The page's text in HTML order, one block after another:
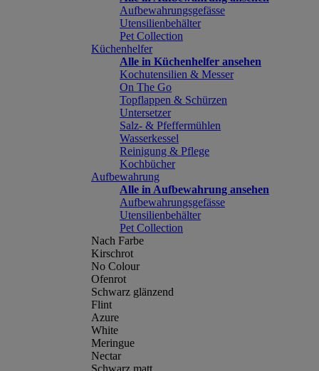
Aufbewahrungsgefässe
Utensilienbehälter
Pet Collection
Küchenhelfer
Alle in Küchenhelfer ansehen
Kochutensilien & Messer
On The Go
Topflappen & Schürzen
Untersetzer
Salz- & Pfeffermühlen
Wasserkessel
Reinigung & Pflege
Kochbücher
Aufbewahrung
Alle in Aufbewahrung ansehen
Aufbewahrungsgefässe
Utensilienbehälter
Pet Collection
Nach Farbe
Kirschrot
No Colour
Ofenrot
Schwarz glänzend
Flint
Azure
White
Meringue
Nectar
Schwarz matt